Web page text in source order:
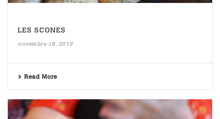
LES SCONES
novembre 18, 2019
Read More